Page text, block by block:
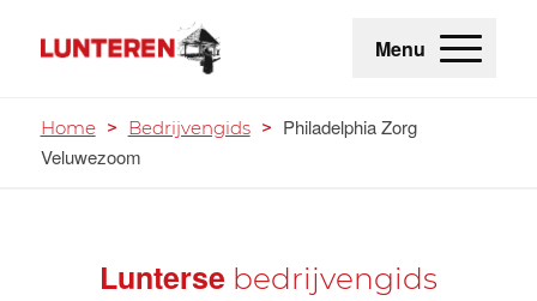
Menu
Home > Bedrijvengids > Philadelphia Zorg
Veluwezoom
Lunterse bedrijvengids